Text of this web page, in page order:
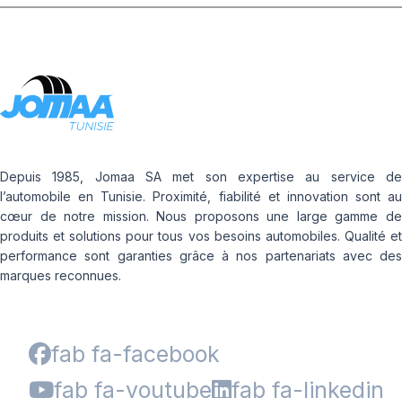
Depuis 1985, Jomaa SA met son expertise au service de
l’automobile en Tunisie. Proximité, fiabilité et innovation sont au
cœur de notre mission. Nous proposons une large gamme de
produits et solutions pour tous vos besoins automobiles. Qualité et
performance sont garanties grâce à nos partenariats avec des
marques reconnues.
fab fa-facebook
fab fa-youtube
fab fa-linkedin